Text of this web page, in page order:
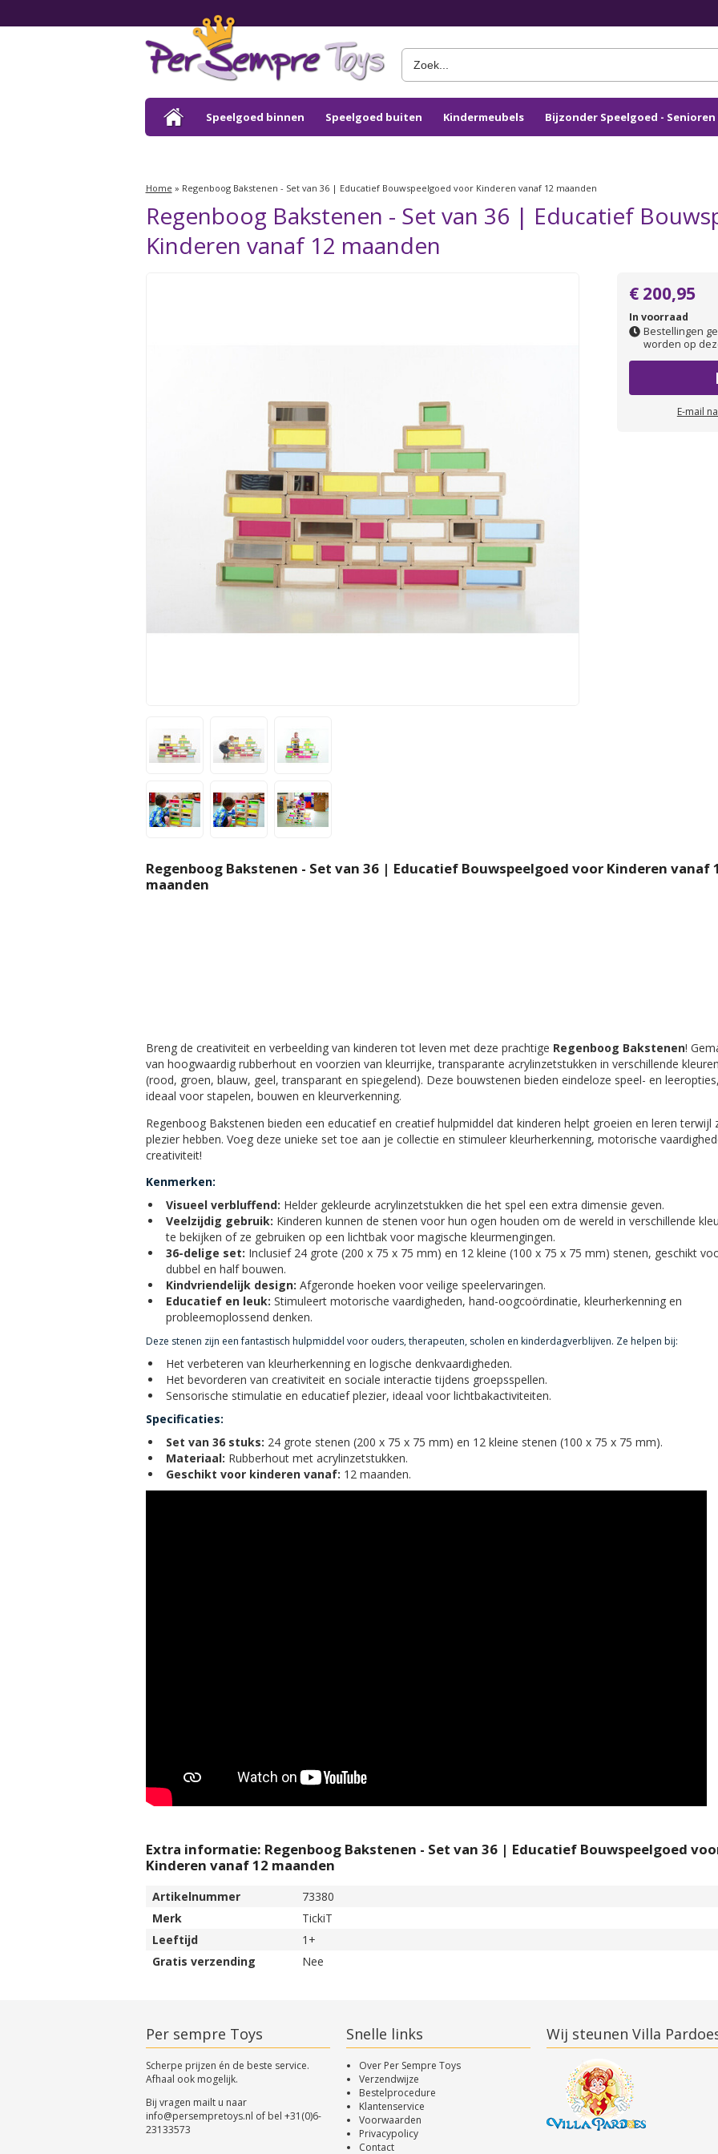
Speelgoed binnen Speelgoed buiten Kindermeubels Bijzonder Speelgoed -
Home » Regenboog Bakstenen - Set van 36 | Educatief Bouwspeelgoed voor Kinderen vanaf 12 maanden
Regenboog Bakstenen - Set van 36 | Educatief
Kinderen vanaf 12 maanden
€ 200,95
In voorraad
Bestellingen
worden op
E-mail
Regenboog Bakstenen - Set van 36 | Educatief Bouwspeelgoed voor Kinderen vanaf
maanden
Breng de creativiteit en verbeelding van kinderen tot leven met deze prachtige Regenboog Bakstenen!
van hoogwaardig rubberhout en voorzien van kleurrijke, transparante acrylinzetstukken in verschillende kleuren
(rood, groen, blauw, geel, transparant en spiegelend). Deze bouwstenen bieden eindeloze speel- en leeropties,
ideaal voor stapelen, bouwen en kleurverkenning.
Regenboog Bakstenen bieden een educatief en creatief hulpmiddel dat kinderen helpt groeien en leren terwijl
plezier hebben. Voeg deze unieke set toe aan je collectie en stimuleer kleurherkenning, motorische
creativiteit!
Kenmerken:
Visueel verbluffend: Helder gekleurde acrylinzetstukken die het spel een extra dimensie geven.
Veelzijdig gebruik: Kinderen kunnen de stenen voor hun ogen houden om de wereld in verschillende
te bekijken of ze gebruiken op een lichtbak voor magische kleurmengingen.
36-delige set: Inclusief 24 grote (200 x 75 x 75 mm) en 12 kleine (100 x 75 x 75 mm) stenen, geschikt
dubbel en half bouwen.
Kindvriendelijk design: Afgeronde hoeken voor veilige speelervaringen.
Educatief en leuk: Stimuleert motorische vaardigheden, hand-oogcoördinatie, kleurherkenning en
probleemoplossend denken.
Deze stenen zijn een fantastisch hulpmiddel voor ouders, therapeuten, scholen en kinderdagverblijven. Ze helpen bij:
Het verbeteren van kleurherkenning en logische denkvaardigheden.
Het bevorderen van creativiteit en sociale interactie tijdens groepsspellen.
Sensorische stimulatie en educatief plezier, ideaal voor lichtbakactiviteiten.
Specificaties:
Set van 36 stuks: 24 grote stenen (200 x 75 x 75 mm) en 12 kleine stenen (100 x 75 x 75 mm).
Materiaal: Rubberhout met acrylinzetstukken.
Geschikt voor kinderen vanaf: 12 maanden.
Extra informatie: Regenboog Bakstenen - Set van 36 | Educatief Bouwspeelgoed
Kinderen vanaf 12 maanden
Artikelnummer
73380
Merk
TickiT
Leeftijd
1+
Gratis verzending
Nee
Per sempre Toys
Scherpe prijzen én de beste service.
Afhaal ook mogelijk.
Bij vragen mailt u naar
info@persempretoys.nl of bel +31(0)6-
23133573
Snelle links
Over Per Sempre Toys
Verzendwijze
Bestelprocedure
Klantenservice
Voorwaarden
Privacypolicy
Contact
Wij steunen Villa